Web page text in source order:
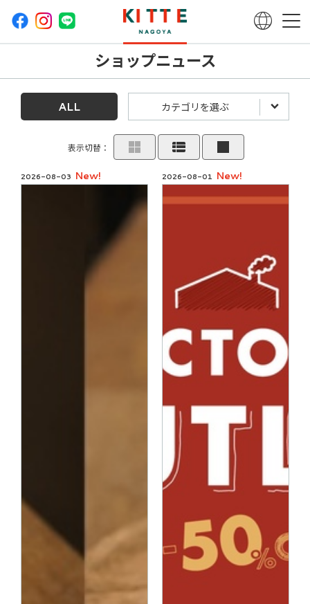
ショップニュース
カテゴリを選ぶ
ALL
表示切替：
2026-08-03 New! 2026-08-01 New!